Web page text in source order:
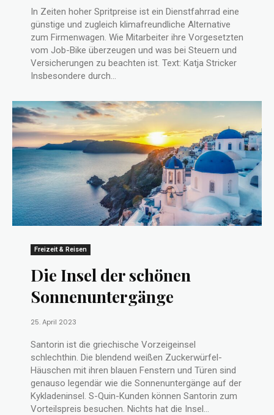
In Zeiten hoher Spritpreise ist ein Dienstfahrrad eine
günstige und zugleich klimafreundliche Alternative
zum Firmenwagen. Wie Mitarbeiter ihre Vorgesetzten
vom Job-Bike überzeugen und was bei Steuern und
Versicherungen zu beachten ist. Text: Katja Stricker
Insbesondere durch...
Freizeit & Reisen
Die Insel der schönen
Sonnenuntergänge
25. April 2023
Santorin ist die griechische Vorzeigeinsel
schlechthin. Die blendend weißen Zuckerwürfel-
Häuschen mit ihren blauen Fenstern und Türen sind
genauso legendär wie die Sonnenuntergänge auf der
Kykladeninsel. S-Quin-Kunden können Santorin zum
Vorteilspreis besuchen. Nichts hat die Insel...